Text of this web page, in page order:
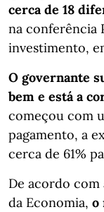
cerca de 18
na conferência
investimento,
O governante
bem e está a
começou com
pagamento, a
cerca de 61%
De acordo
da Economia, o